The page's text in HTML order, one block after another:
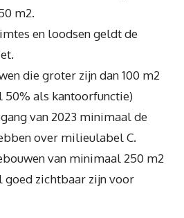
m2.
en loodsen geldt de
die groter zijn dan 100 m2
als kantoorfunctie)
van 2023 minimaal de
over milieulabel C.
van minimaal 250 m2
goed zichtbaar zijn voor